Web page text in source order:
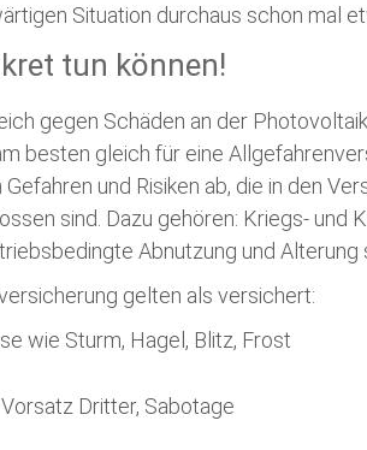
Situation durchaus schon mal
tun können!
gegen Schäden an der
besten gleich für eine
und Risiken ab, die in den
sind. Dazu gehören: Kriegs- und
Abnutzung und Alterung
gelten als versichert:
wie Sturm, Hagel, Blitz, Frost
Dritter, Sabotage